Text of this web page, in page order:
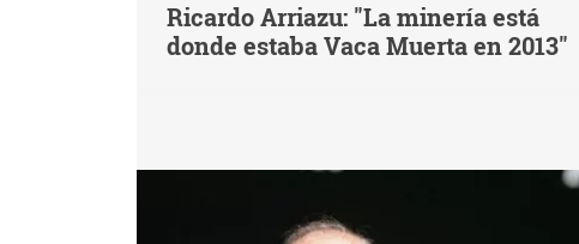
Ricardo Arriazu: "La minería está
donde estaba Vaca Muerta en 2013"